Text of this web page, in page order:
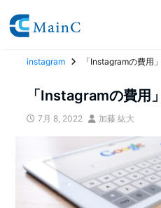
instagram 「Instagramの費用
「Instagramの費用
7月 8, 2022 加藤 紘大